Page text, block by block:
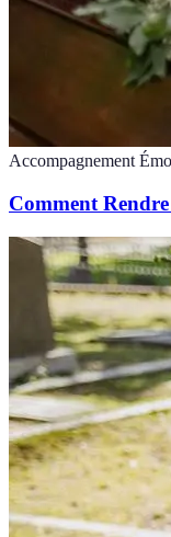
Accompagnement
Comment